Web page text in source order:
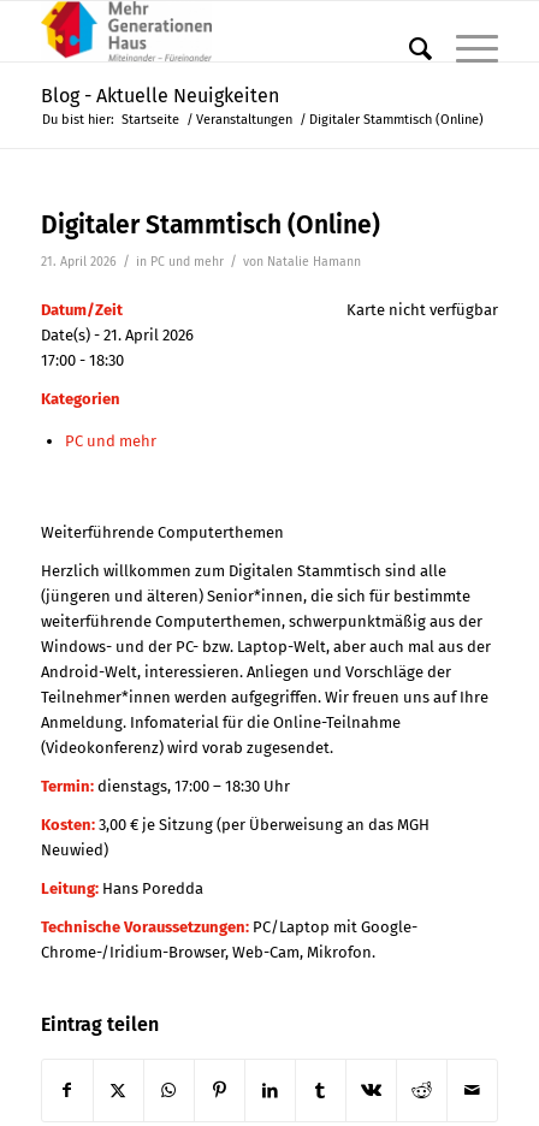
Blog - Aktuelle Neuigkeiten
Du bist hier: Startseite / Veranstaltungen / Digitaler Stammtisch (Online)
Digitaler Stammtisch (Online)
21. April 2026 / in PC und mehr / von Natalie Hamann
Karte nicht verfügbar
Datum/Zeit
Date(s) - 21. April 2026
17:00 - 18:30
Kategorien
PC und mehr
Weiterführende Computerthemen
Herzlich willkommen zum Digitalen Stammtisch sind alle
(jüngeren und älteren) Senior*innen, die sich für bestimmte
weiterführende Computerthemen, schwerpunktmäßig aus der
Windows- und der PC- bzw. Laptop-Welt, aber auch mal aus der
Android-Welt, interessieren. Anliegen und Vorschläge der
Teilnehmer*innen werden aufgegriffen. Wir freuen uns auf Ihre
Anmeldung. Infomaterial für die Online-Teilnahme
(Videokonferenz) wird vorab zugesendet.
Termin:dienstags, 17:00 – 18:30 Uhr
Kosten:3,00 € je Sitzung (per Überweisung an das MGH
Neuwied)
Leitung:Hans Poredda
Technische Voraussetzungen:PC/Laptop mit Google-
Chrome-/Iridium-Browser, Web-Cam, Mikrofon.
Eintrag teilen